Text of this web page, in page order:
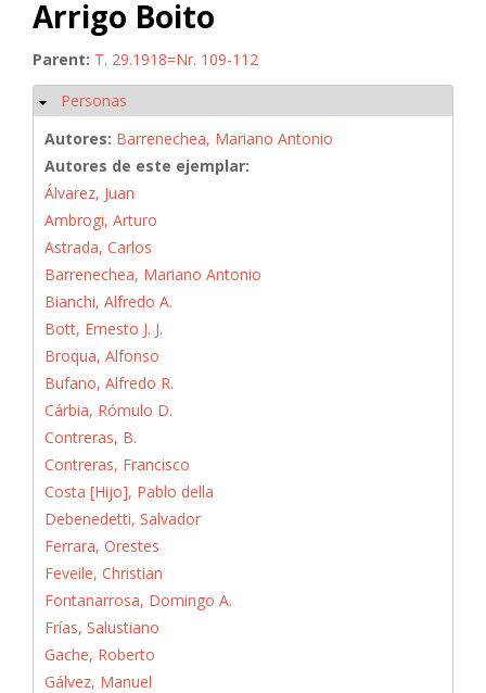
Arrigo Boito
Parent: T. 29.1918=Nr. 109-112
Ocultar
Personas
Autores: Barrenechea, Mariano Antonio
Autores de este ejemplar:
Álvarez, Juan
Ambrogi, Arturo
Astrada, Carlos
Barrenechea, Mariano Antonio
Bianchi, Alfredo A.
Bott, Ernesto J. J.
Broqua, Alfonso
Bufano, Alfredo R.
Cárbia, Rómulo D.
Contreras, B.
Contreras, Francisco
Costa [Hijo], Pablo della
Debenedetti, Salvador
Ferrara, Orestes
Feveile, Christian
Fontanarrosa, Domingo A.
Frías, Salustiano
Gache, Roberto
Gálvez, Manuel